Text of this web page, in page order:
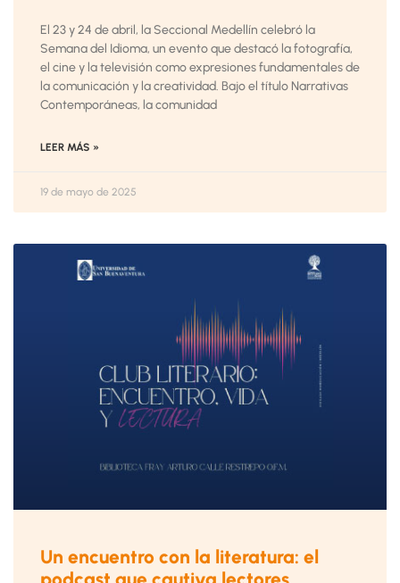
El 23 y 24 de abril, la Seccional Medellín celebró la
Semana del Idioma, un evento que destacó la fotografía,
el cine y la televisión como expresiones fundamentales de
la comunicación y la creatividad. Bajo el título Narrativas
Contemporáneas, la comunidad
LEER MÁS »
19 de mayo de 2025
Un encuentro con la literatura: el